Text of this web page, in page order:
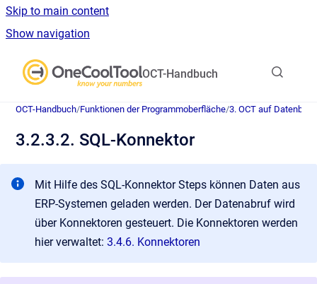
Skip to main content
Show navigation
OCT-Handbuch
OCT-Handbuch/Funktionen der Programmoberfläche/3. OCT auf
3.2.3.2. SQL-Konnektor
Mit Hilfe des SQL-Konnektor Steps können Daten aus
ERP-Systemen geladen werden. Der Datenabruf wird
über Konnektoren gesteuert. Die Konnektoren werden
hier verwaltet: 3.4.6. Konnektoren